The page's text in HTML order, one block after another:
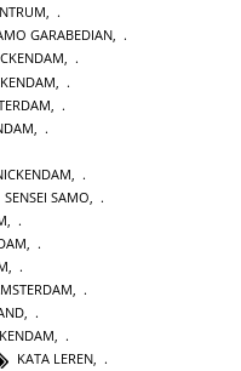
,
GARABEDIAN,
,
SENSEI SAMO
,
,
,
,
KATA LEREN,